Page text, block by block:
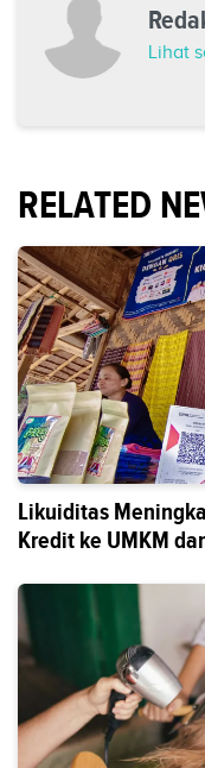
Lihat
RELATED
Likuiditas
Kredit ke UMKM